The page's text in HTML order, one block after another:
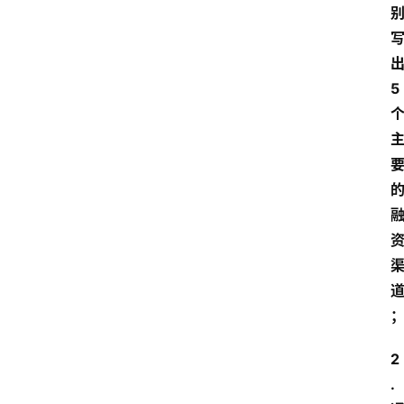
别
写
出
5
个
主
要
的
融
资
渠
道
；
2
.